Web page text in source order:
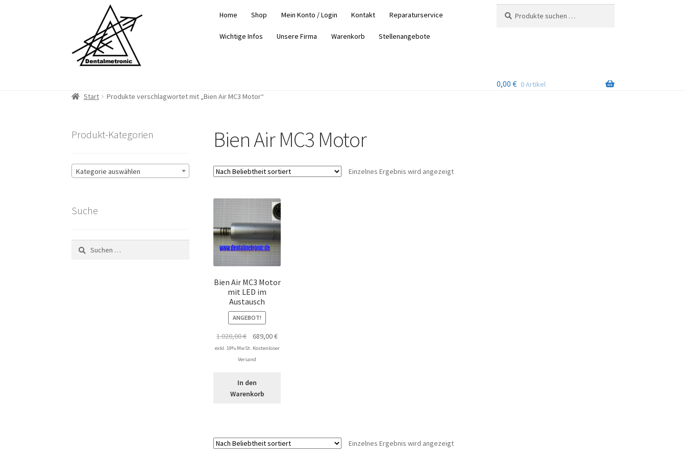
Navigation
springen
springen
Home Shop Mein Konto / Login Kontakt Reparaturservice
Wichtige Infos Unsere Firma Warenkorb Stellenangebote
nach:
0,00 € 0 Artikel
Start
Produkte verschlagwortet mit „Bien Air MC3 Motor“
Bien Air MC3 Motor
Einzelnes Ergebnis wird angezeigt
Bien Air MC3 Motor
mit LED im
Austausch
ANGEBOT!
1.020,00€
Ursprünglicher
Preis
war:
689,00€Aktueller
Preis
exkl. 19% MwSt. Kostenloser
Versand
In den
Warenkorb
Einzelnes Ergebnis wird angezeigt
Produkt-Kategorien
Kategorie auswählen
Suche
Suchen
nach: